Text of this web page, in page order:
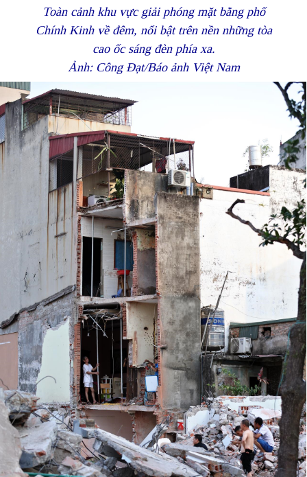
Toàn cảnh khu vực giải phóng mặt bằng phố
Chính Kinh về đêm, nổi bật trên nền những tòa
cao ốc sáng đèn phía xa.
Ảnh: Công Đạt/Báo ảnh Việt Nam